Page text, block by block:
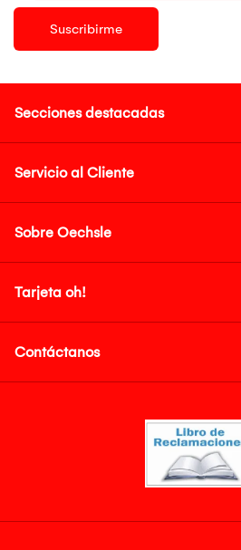
Suscribirme
Secciones destacadas
Servicio al Cliente
Sobre Oechsle
Tarjeta oh!
Contáctanos